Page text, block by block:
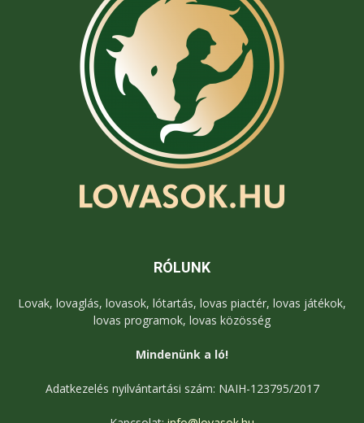
RÓLUNK
Lovak, lovaglás, lovasok, lótartás, lovas piactér, lovas játékok,
lovas programok, lovas közösség
Mindenünk a ló!
Adatkezelés nyilvántartási szám: NAIH-123795/2017